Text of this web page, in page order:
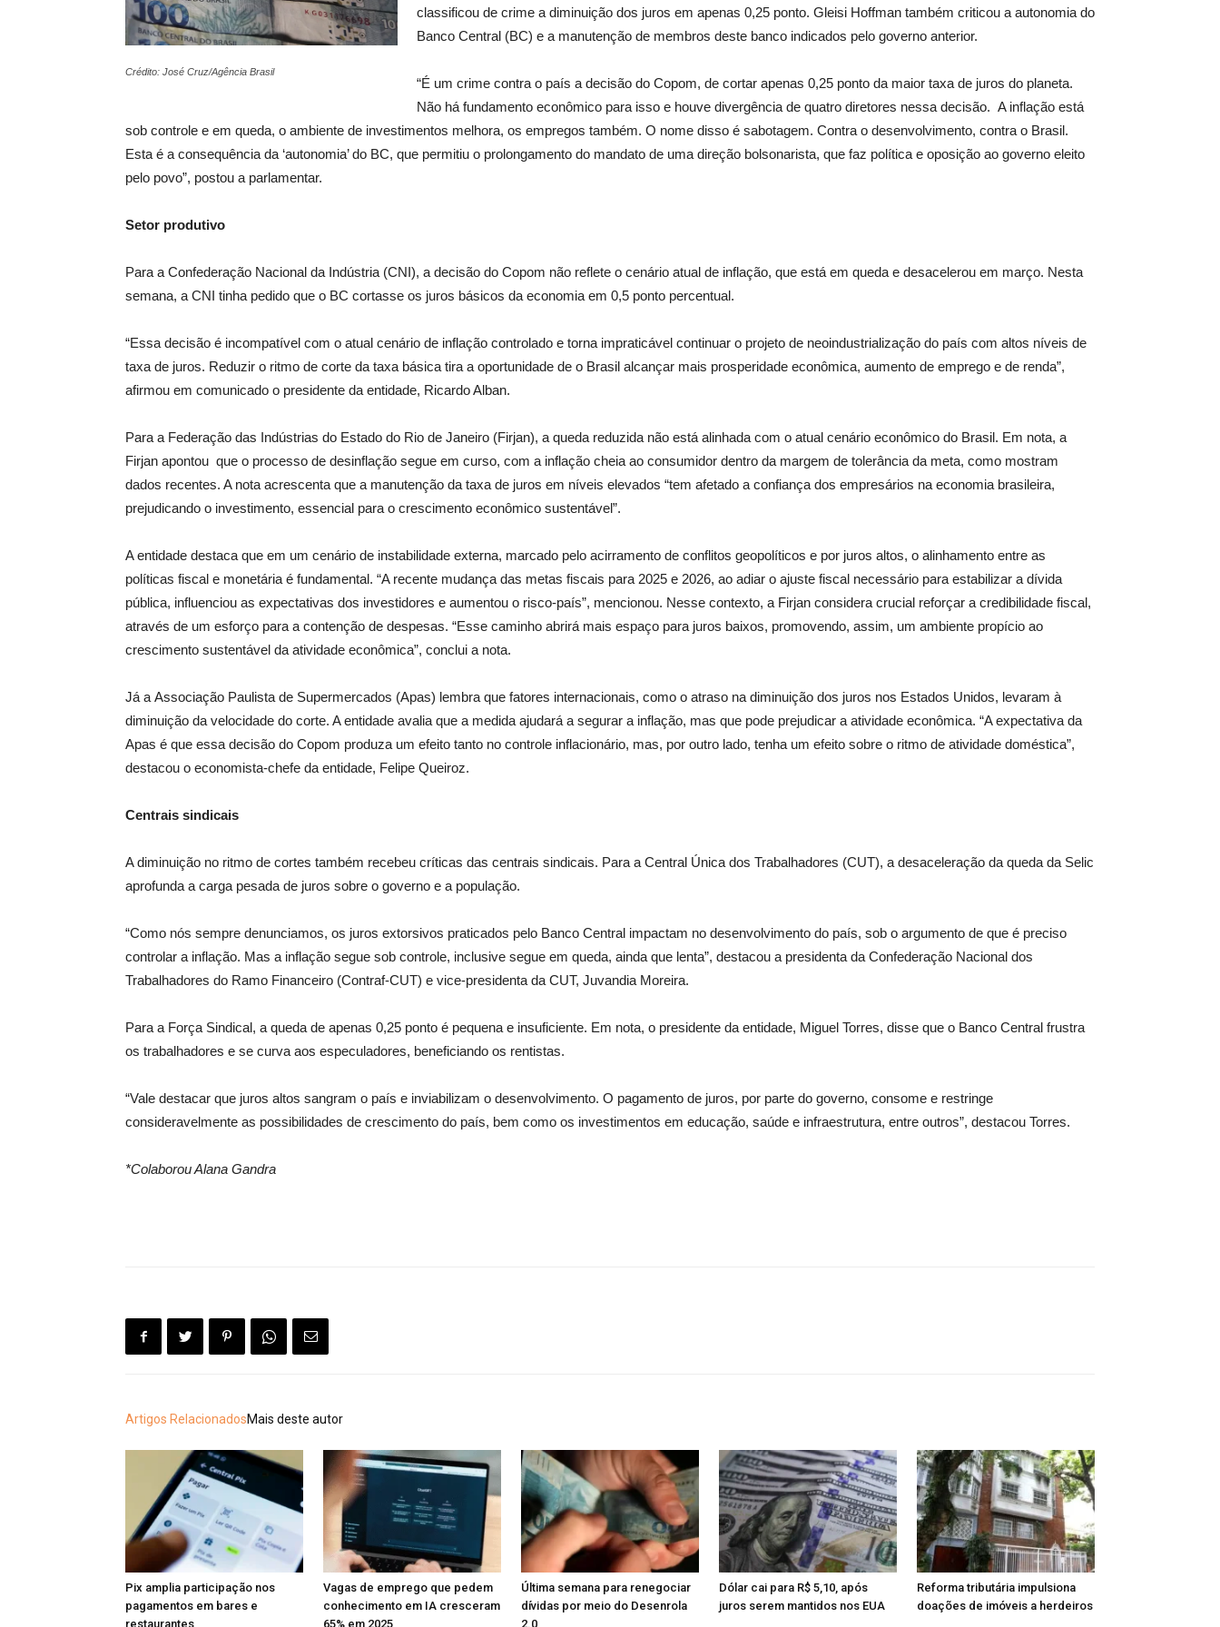
Crédito: José Cruz/Agência Brasil
classificou de crime a diminuição dos juros em apenas 0,25 ponto. Gleisi Hoffman também criticou a autonomia do
Banco Central (BC) e a manutenção de membros deste banco indicados pelo governo anterior.
“É um crime contra o país a decisão do Copom, de cortar apenas 0,25 ponto da maior taxa de juros do planeta.
Não há fundamento econômico para isso e houve divergência de quatro diretores nessa decisão. A inflação está
sob controle e em queda, o ambiente de investimentos melhora, os empregos também. O nome disso é sabotagem. Contra o desenvolvimento, contra o Brasil.
Esta é a consequência da ‘autonomia’ do BC, que permitiu o prolongamento do mandato de uma direção bolsonarista, que faz política e oposição ao governo eleito
pelo povo”, postou a parlamentar.
Setor produtivo
Para a Confederação Nacional da Indústria (CNI), a decisão do Copom não reflete o cenário atual de inflação, que está em queda e desacelerou em março. Nesta
semana, a CNI tinha pedido que o BC cortasse os juros básicos da economia em 0,5 ponto percentual.
“Essa decisão é incompatível com o atual cenário de inflação controlado e torna impraticável continuar o projeto de neoindustrialização do país com altos níveis de
taxa de juros. Reduzir o ritmo de corte da taxa básica tira a oportunidade de o Brasil alcançar mais prosperidade econômica, aumento de emprego e de renda”,
afirmou em comunicado o presidente da entidade, Ricardo Alban.
Para a Federação das Indústrias do Estado do Rio de Janeiro (Firjan), a queda reduzida não está alinhada com o atual cenário econômico do Brasil. Em nota, a
Firjan apontou que o processo de desinflação segue em curso, com a inflação cheia ao consumidor dentro da margem de tolerância da meta, como mostram
dados recentes. A nota acrescenta que a manutenção da taxa de juros em níveis elevados “tem afetado a confiança dos empresários na economia brasileira,
prejudicando o investimento, essencial para o crescimento econômico sustentável”.
A entidade destaca que em um cenário de instabilidade externa, marcado pelo acirramento de conflitos geopolíticos e por juros altos, o alinhamento entre as
políticas fiscal e monetária é fundamental. “A recente mudança das metas fiscais para 2025 e 2026, ao adiar o ajuste fiscal necessário para estabilizar a dívida
pública, influenciou as expectativas dos investidores e aumentou o risco-país”, mencionou. Nesse contexto, a Firjan considera crucial reforçar a credibilidade fiscal,
através de um esforço para a contenção de despesas. “Esse caminho abrirá mais espaço para juros baixos, promovendo, assim, um ambiente propício ao
crescimento sustentável da atividade econômica”, conclui a nota.
Já a Associação Paulista de Supermercados (Apas) lembra que fatores internacionais, como o atraso na diminuição dos juros nos Estados Unidos, levaram à
diminuição da velocidade do corte. A entidade avalia que a medida ajudará a segurar a inflação, mas que pode prejudicar a atividade econômica. “A expectativa da
Apas é que essa decisão do Copom produza um efeito tanto no controle inflacionário, mas, por outro lado, tenha um efeito sobre o ritmo de atividade doméstica”,
destacou o economista-chefe da entidade, Felipe Queiroz.
Centrais sindicais
A diminuição no ritmo de cortes também recebeu críticas das centrais sindicais. Para a Central Única dos Trabalhadores (CUT), a desaceleração da queda da Selic
aprofunda a carga pesada de juros sobre o governo e a população.
“Como nós sempre denunciamos, os juros extorsivos praticados pelo Banco Central impactam no desenvolvimento do país, sob o argumento de que é preciso
controlar a inflação. Mas a inflação segue sob controle, inclusive segue em queda, ainda que lenta”, destacou a presidenta da Confederação Nacional dos
Trabalhadores do Ramo Financeiro (Contraf-CUT) e vice-presidenta da CUT, Juvandia Moreira.
Para a Força Sindical, a queda de apenas 0,25 ponto é pequena e insuficiente. Em nota, o presidente da entidade, Miguel Torres, disse que o Banco Central frustra
os trabalhadores e se curva aos especuladores, beneficiando os rentistas.
“Vale destacar que juros altos sangram o país e inviabilizam o desenvolvimento. O pagamento de juros, por parte do governo, consome e restringe
consideravelmente as possibilidades de crescimento do país, bem como os investimentos em educação, saúde e infraestrutura, entre outros”, destacou Torres.
*Colaborou Alana Gandra
Artigos RelacionadosMais deste autor
Pix amplia participação nos
pagamentos em bares e
restaurantes
Vagas de emprego que pedem
conhecimento em IA cresceram
65% em 2025
Última semana para renegociar
dívidas por meio do Desenrola
2.0
Dólar cai para R$ 5,10, após
juros serem mantidos nos EUA
Reforma tributária impulsiona
doações de imóveis a herdeiros